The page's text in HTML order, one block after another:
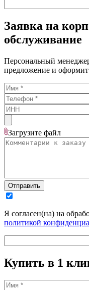
Заявка на
обслуживание
Персональный
предложение и
Загрузите файл
Отправить
Я согласен(на) на
политикой
Купить в 1